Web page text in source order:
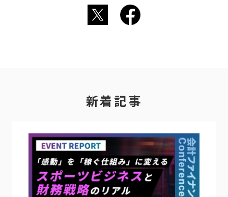
新着記事